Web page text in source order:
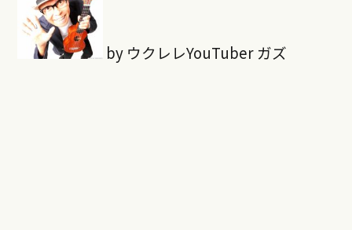
by ウクレレYouTuber ガズ